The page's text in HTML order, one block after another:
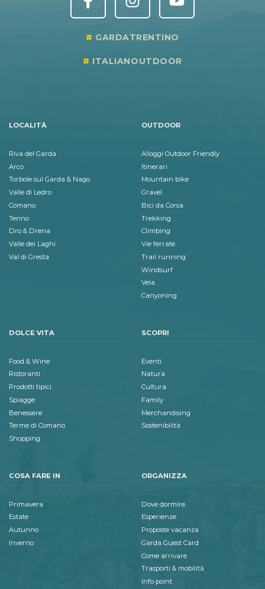
GARDATRENTINO
ITALIANOUTDOOR
LOCALITÀ
Riva del Garda
Arco
Torbole sul Garda & Nago
Valle di Ledro
Comano
Tenno
Dro & Drena
Valle dei Laghi
Val di Gresta
OUTDOOR
Alloggi Outdoor Friendly
Itinerari
Mountain bike
Gravel
Bici da Corsa
Trekking
Climbing
Vie ferrate
Trail running
Windsurf
Vela
Canyoning
DOLCE VITA
Food & Wine
Ristoranti
Prodotti tipici
Spiagge
Benessere
Terme di Comano
Shopping
SCOPRI
Eventi
Natura
Cultura
Family
Merchandising
Sostenibilità
COSA FARE IN
Primavera
Estate
Autunno
Inverno
ORGANIZZA
Dove dormire
Esperienze
Proposte vacanza
Garda Guest Card
Come arrivare
Trasporti & mobilità
Info point